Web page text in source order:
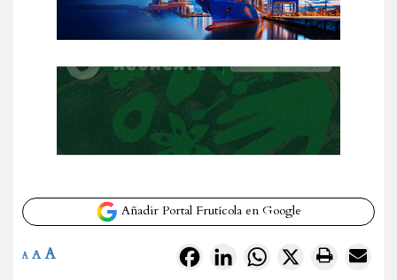
Añadir Portal Frutícola en Google
FacebookLinkedInWhatsApp
X
A A A